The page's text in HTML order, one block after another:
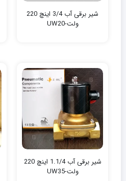
شیر برقی آب 3/4 اینچ 220
ولت-UW20
شیر برقی آب 1.1/4 اینچ 220
ولت-UW35